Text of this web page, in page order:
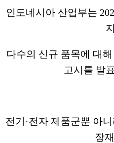
인도네시아 산업부는
지
다수의 신규 품목에 대
고시를 발
전기·전자 제품군뿐 아
장